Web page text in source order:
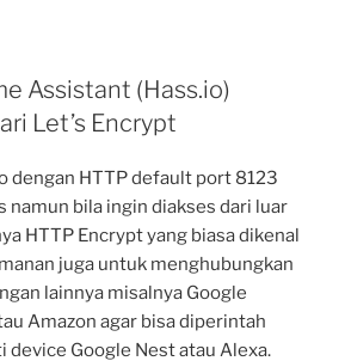
Assistant/Home”
Assistant (Hass.io)
Let’s Encrypt
dengan HTTP default port 8123
namun bila ingin diakses dari luar
HTTP Encrypt yang biasa dikenal
juga untuk menghubungkan
lainnya misalnya Google
Amazon agar bisa diperintah
device Google Nest atau Alexa.